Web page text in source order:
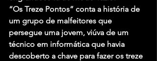
“Os Treze Pontos” conta a história de
um grupo de malfeitores que
persegue uma jovem, viúva de um
técnico em informática que havia
descoberto a chave para fazer os treze